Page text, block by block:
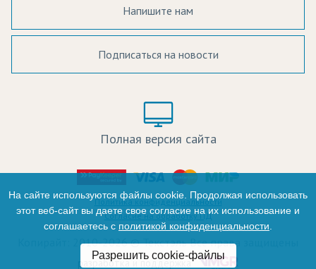
Напишите нам
Подписаться на новости
Полная версия сайта
Политика конфиденциальности
Согласие на обработку ПД
Копирайт: 2010-2026 © Текстэль Все права защищены
разработка и поддержка
-
На сайте используются файлы cookie. Продолжая использовать
этот веб-сайт вы даете свое согласие на их использование и
соглашаетесь с политикой конфиденциальности
Разрешить cookie-файлы